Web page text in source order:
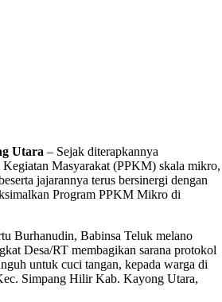
Utara – Sejak diterapkannya
Kegiatan Masyarakat (PPKM) skala mikro,
jajarannya terus bersinergi dengan
Program PPKM Mikro di
Burhanudin, Babinsa Teluk melano
Desa/RT membagikan sarana protokol
untuk cuci tangan, kepada warga di
Simpang Hilir Kab. Kayong Utara,